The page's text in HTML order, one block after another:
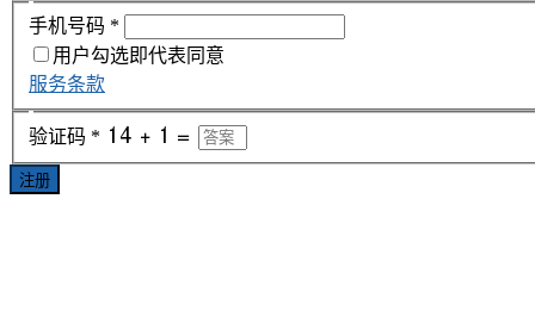
手机号码 *
用户勾选即代表同意
服务条款
验证码 *
注册